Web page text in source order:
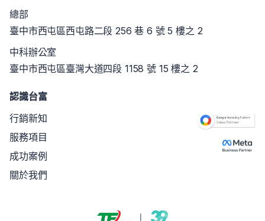
總部
臺中市西屯區西屯路二段 256 巷 6 號 5 樓之 2
中科辦公室
臺中市西屯區臺灣大道四段 1158 號 15 樓之 2
認識台富
行銷新知
服務項目
成功案例
關於我們